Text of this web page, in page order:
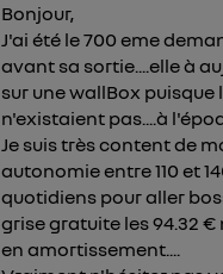
Bonjour,
J'ai été le 700 eme
avant sa sortie....elle à
sur une wallBox
n'existaient pas....à
Je suis très content de
autonomie entre 110 et
quotidiens pour aller
grise gratuite les 94.32 €
en amortissement....